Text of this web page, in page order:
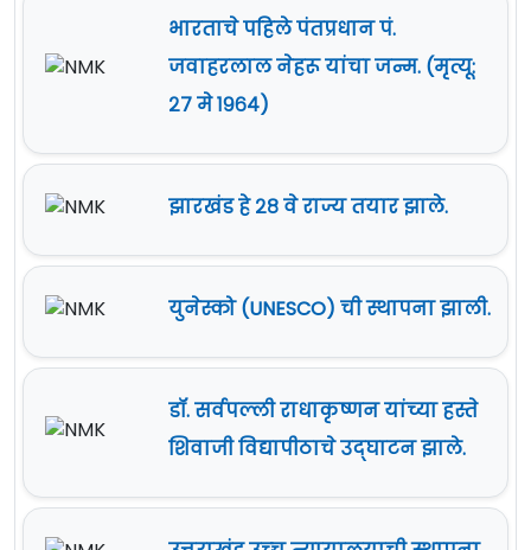
भारताचे पहिले पंतप्रधान पं.
जवाहरलाल नेहरू यांचा जन्म. (मृत्यू:
२७ मे १९६४)
झारखंड हे २८ वे राज्य तयार झाले.
युनेस्को (UNESCO) ची स्थापना झाली.
डॉ. सर्वपल्ली राधाकृष्णन यांच्या हस्ते
शिवाजी विद्यापीठाचे उद्‍घाटन झाले.